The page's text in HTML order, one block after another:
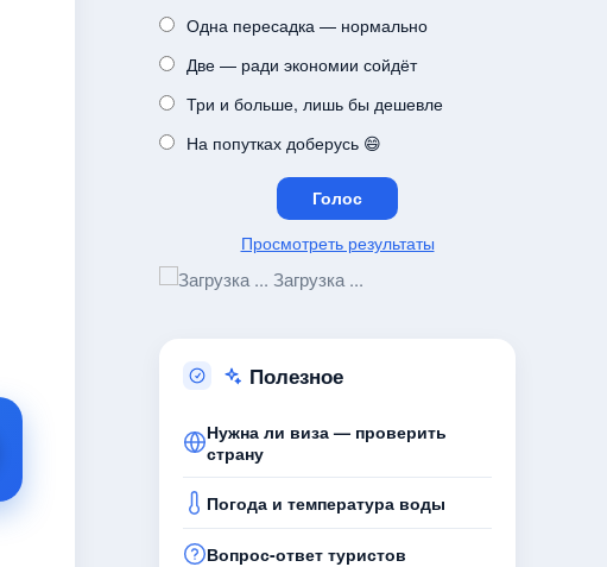
Одна пересадка — нормально
Две — ради экономии сойдёт
Три и больше, лишь бы дешевле
На попутках доберусь 😄
Просмотреть результаты
Загрузка ...
Полезное
Нужна ли виза — проверить
страну
Погода и температура воды
Вопрос-ответ туристов